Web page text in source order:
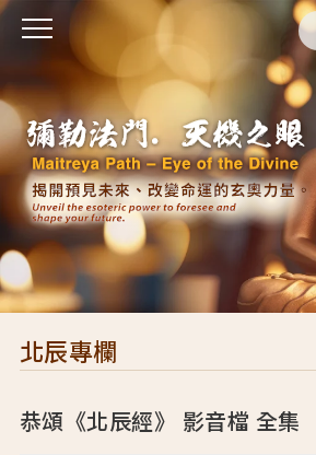
北辰專欄
恭頌《北辰經》 影音檔 全集